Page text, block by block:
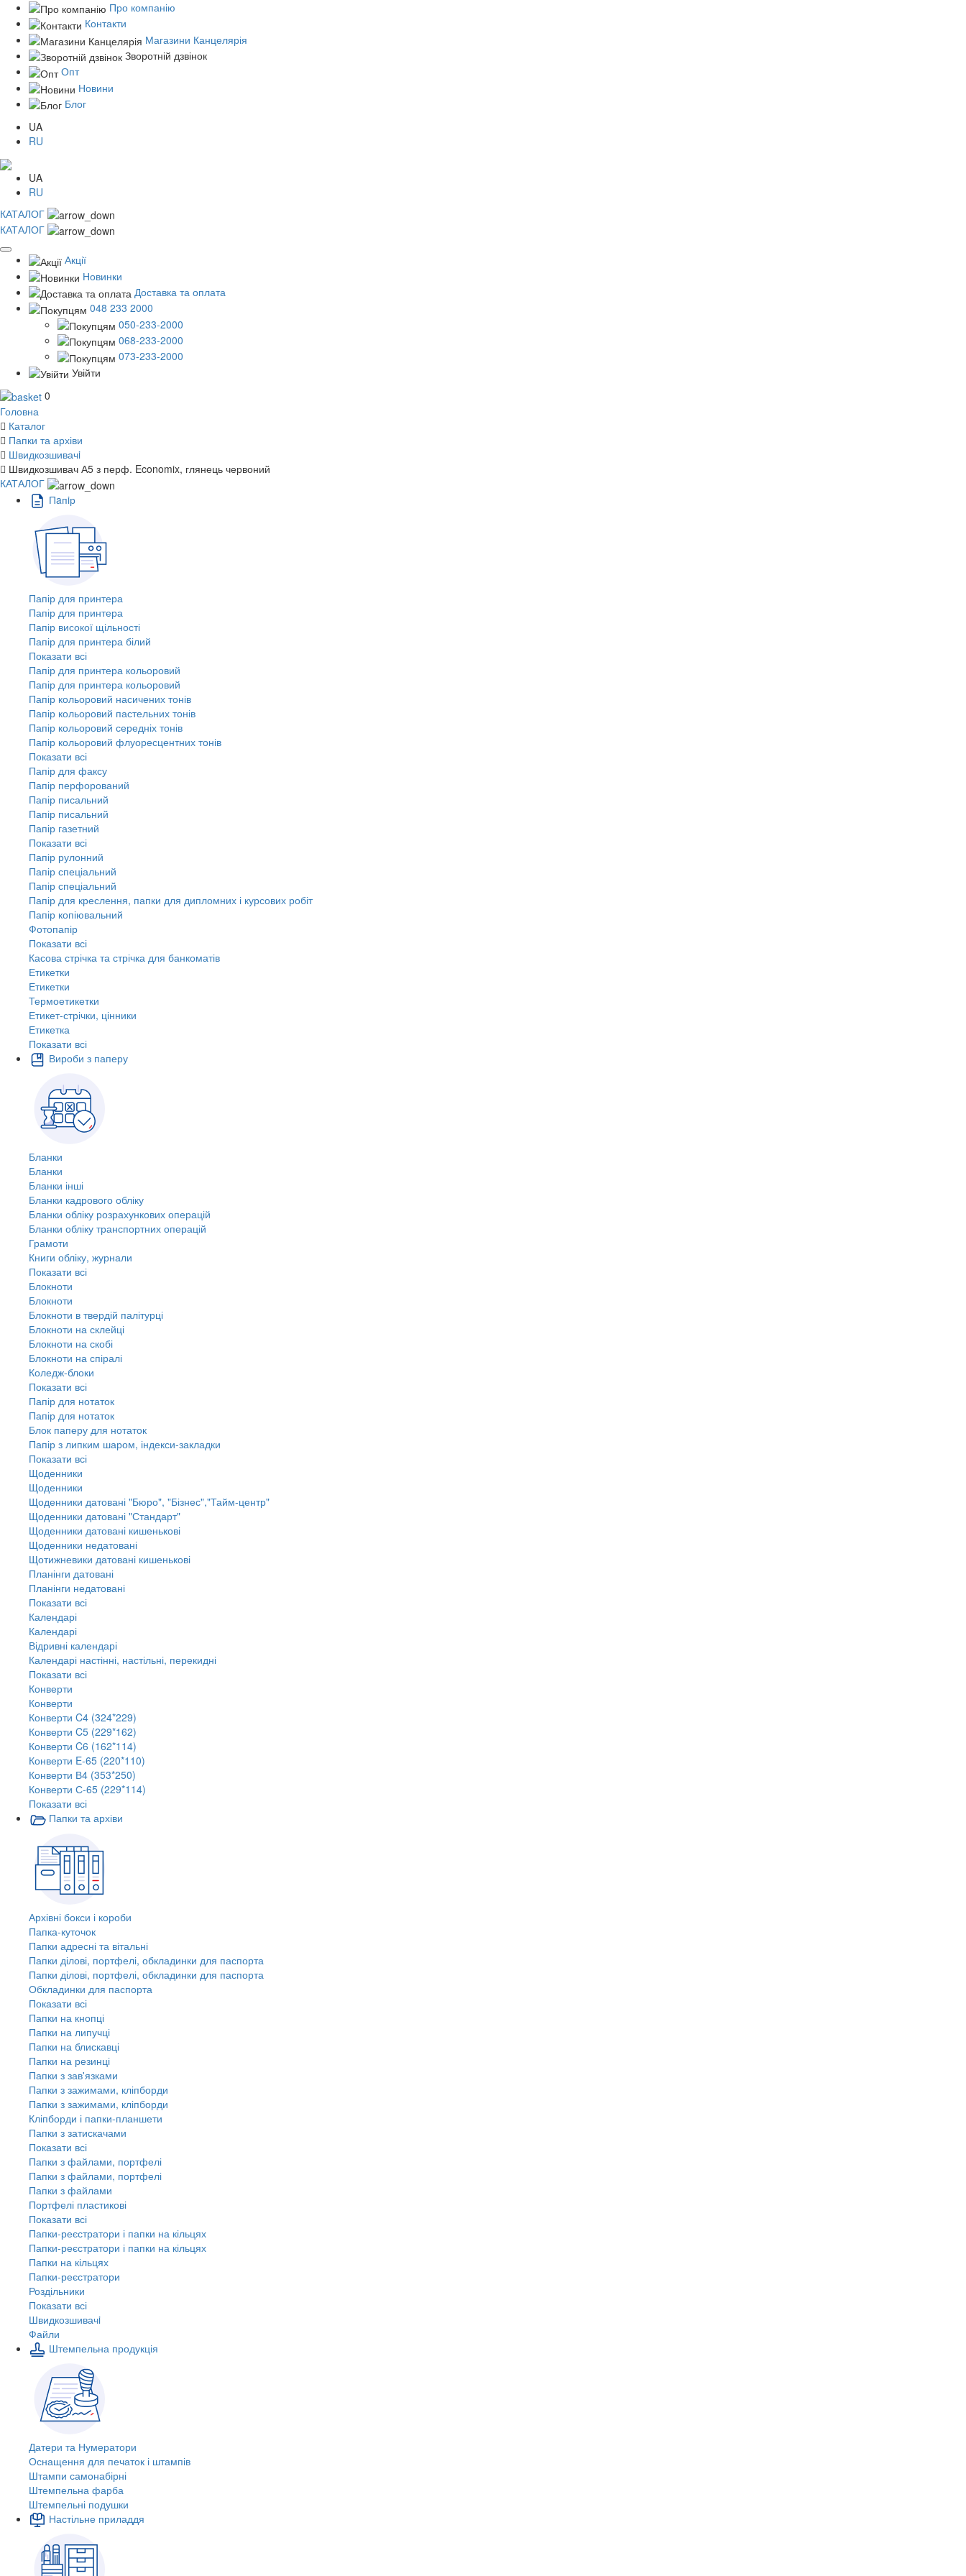
Про компанію
Контакти
Магазини Канцелярія
Зворотній дзвінок
Опт
Новини
Блог
UA
RU
UA
RU
КАТАЛОГ
КАТАЛОГ
Акції
Новинки
Доставка та оплата
048 233 2000
050-233-2000
068-233-2000
073-233-2000
Увійти
0
Головна
Каталог
Папки та архіви
Швидкозшивачi
Швидкозшивач А5 з перф. Economix, глянець червоний
КАТАЛОГ
Пaпiр
Папір для принтера
Папір для принтера
Папір високої щільності
Папір для принтера білий
Показати всі
Папір для принтера кольоровий
Папір для принтера кольоровий
Папір кольоровий насичених тонів
Папір кольоровий пастельних тонів
Папір кольоровий середніх тонів
Папір кольоровий флуоресцентних тонів
Показати всі
Папір для факсу
Папір перфорований
Папір писальний
Папір писальний
Папір газетний
Показати всі
Папір рулонний
Папір спеціальний
Папір спеціальний
Папір для креслення, папки для дипломних і курсових робіт
Папір копіювальний
Фотопапір
Показати всі
Касова стрічка та стрічка для банкоматів
Етикетки
Етикетки
Термоетикетки
Етикет-стрічки, цінники
Етикетка
Показати всі
Вироби з паперу
Бланки
Бланки
Бланки інші
Бланки кадрового обліку
Бланки обліку розрахункових операцій
Бланки обліку транспортних операцій
Грамоти
Книги обліку, журнали
Показати всі
Блокноти
Блокноти
Блокноти в твердій палітурці
Блокноти на склейці
Блокноти на скобі
Блокноти на спіралі
Коледж-блоки
Показати всі
Папір для нотаток
Папір для нотаток
Блок паперу для нотаток
Папір з липким шаром, індекси-закладки
Показати всі
Щоденники
Щоденники
Щоденники датовані "Бюро", "Бізнес","Тайм-центр"
Щоденники датовані "Стандарт"
Щоденники датовані кишенькові
Щоденники недатовані
Щотижневики датовані кишенькові
Планінги датовані
Планінги недатовані
Показати всі
Календарі
Календарі
Відривні календарі
Календарі настінні, настільні, перекидні
Показати всі
Конверти
Конверти
Конверти C4 (324*229)
Конверти C5 (229*162)
Конверти C6 (162*114)
Конверти E-65 (220*110)
Конверти В4 (353*250)
Конверти С-65 (229*114)
Показати всі
Папки та архіви
Архівні бокси і короби
Папка-куточок
Папки адресні та вітальні
Папки ділові, портфелі, обкладинки для паспорта
Папки ділові, портфелі, обкладинки для паспорта
Обкладинки для паспорта
Показати всі
Папки на кнопці
Папки на липучці
Папки на блискавці
Папки на резинці
Папки з зав'язками
Папки з зажимами, кліпборди
Папки з зажимами, кліпборди
Кліпборди і папки-планшети
Папки з затискачами
Показати всі
Папки з файлами, портфелі
Папки з файлами, портфелі
Папки з файлами
Портфелі пластикові
Показати всі
Папки-реєстратори і папки на кільцях
Папки-реєстратори і папки на кільцях
Папки на кільцях
Папки-реєстратори
Роздільники
Показати всі
Швидкозшивачi
Файли
Штемпельна продукція
Датери та Нумератори
Оснащення для печаток і штампів
Штампи самонабірні
Штемпельна фарба
Штемпельні подушки
Настільне приладдя